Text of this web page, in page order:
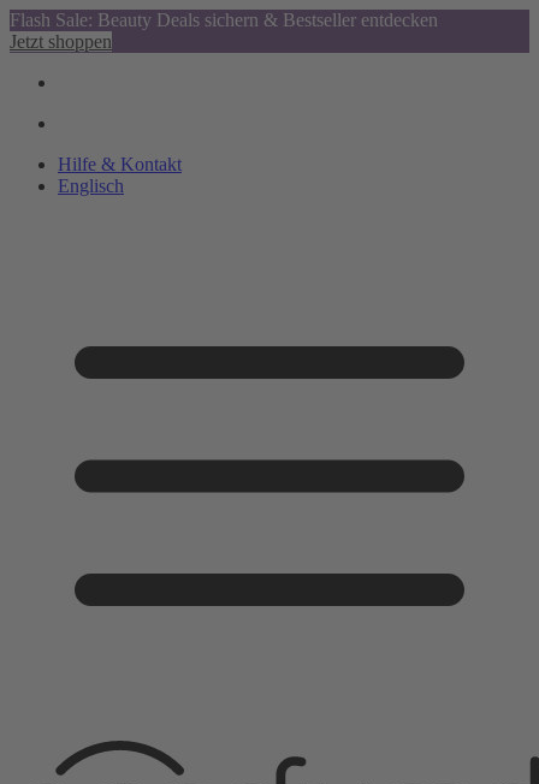
Flash Sale: Beauty Deals sichern & Bestseller entdecken
Jetzt shoppen
Hilfe & Kontakt
Englisch